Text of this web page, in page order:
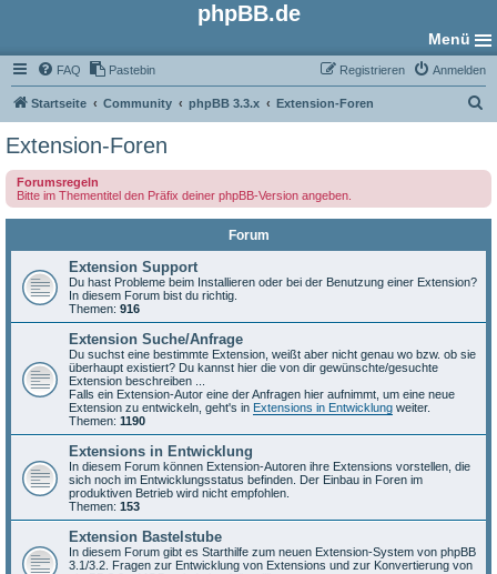
phpBB.de
Menü
FAQ Pastebin Anmelden
Registrieren
Startseite Community phpBB 3.3.x Extension-Foren
e
Extension-Foren
Forumsregeln
Bitte im Thementitel den Präfix deiner phpBB-Version angeben.
Forum
Extension Support
Du hast Probleme beim Installieren oder bei der Benutzung einer Extension?
In diesem Forum bist du richtig.
Themen: 916
Extension Suche/Anfrage
Du suchst eine bestimmte Extension, weißt aber nicht genau wo bzw. ob sie
überhaupt existiert? Du kannst hier die von dir gewünschte/gesuchte
Extension beschreiben ...
Falls ein Extension-Autor eine der Anfragen hier aufnimmt, um eine neue
Extension zu entwickeln, geht's in Extensions in Entwicklung weiter.
Themen: 1190
Extensions in Entwicklung
In diesem Forum können Extension-Autoren ihre Extensions vorstellen, die
sich noch im Entwicklungsstatus befinden. Der Einbau in Foren im
produktiven Betrieb wird nicht empfohlen.
Themen: 153
Extension Bastelstube
In diesem Forum gibt es Starthilfe zum neuen Extension-System von phpBB
3.1/3.2. Fragen zur Entwicklung von Extensions und zur Konvertierung von